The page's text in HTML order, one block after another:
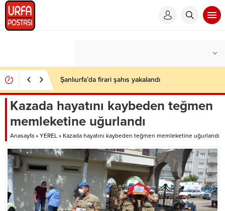
Şanlıurfa’da firari şahıs yakalandı
Kazada hayatını kaybeden teğmen
memleketine uğurlandı
Anasayfa » YEREL » Kazada hayatını kaybeden teğmen memleketine uğurlandı